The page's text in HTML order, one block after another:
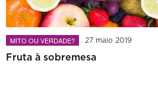
MITO OU VERDADE? 27 maio 2019
Fruta à sobremesa